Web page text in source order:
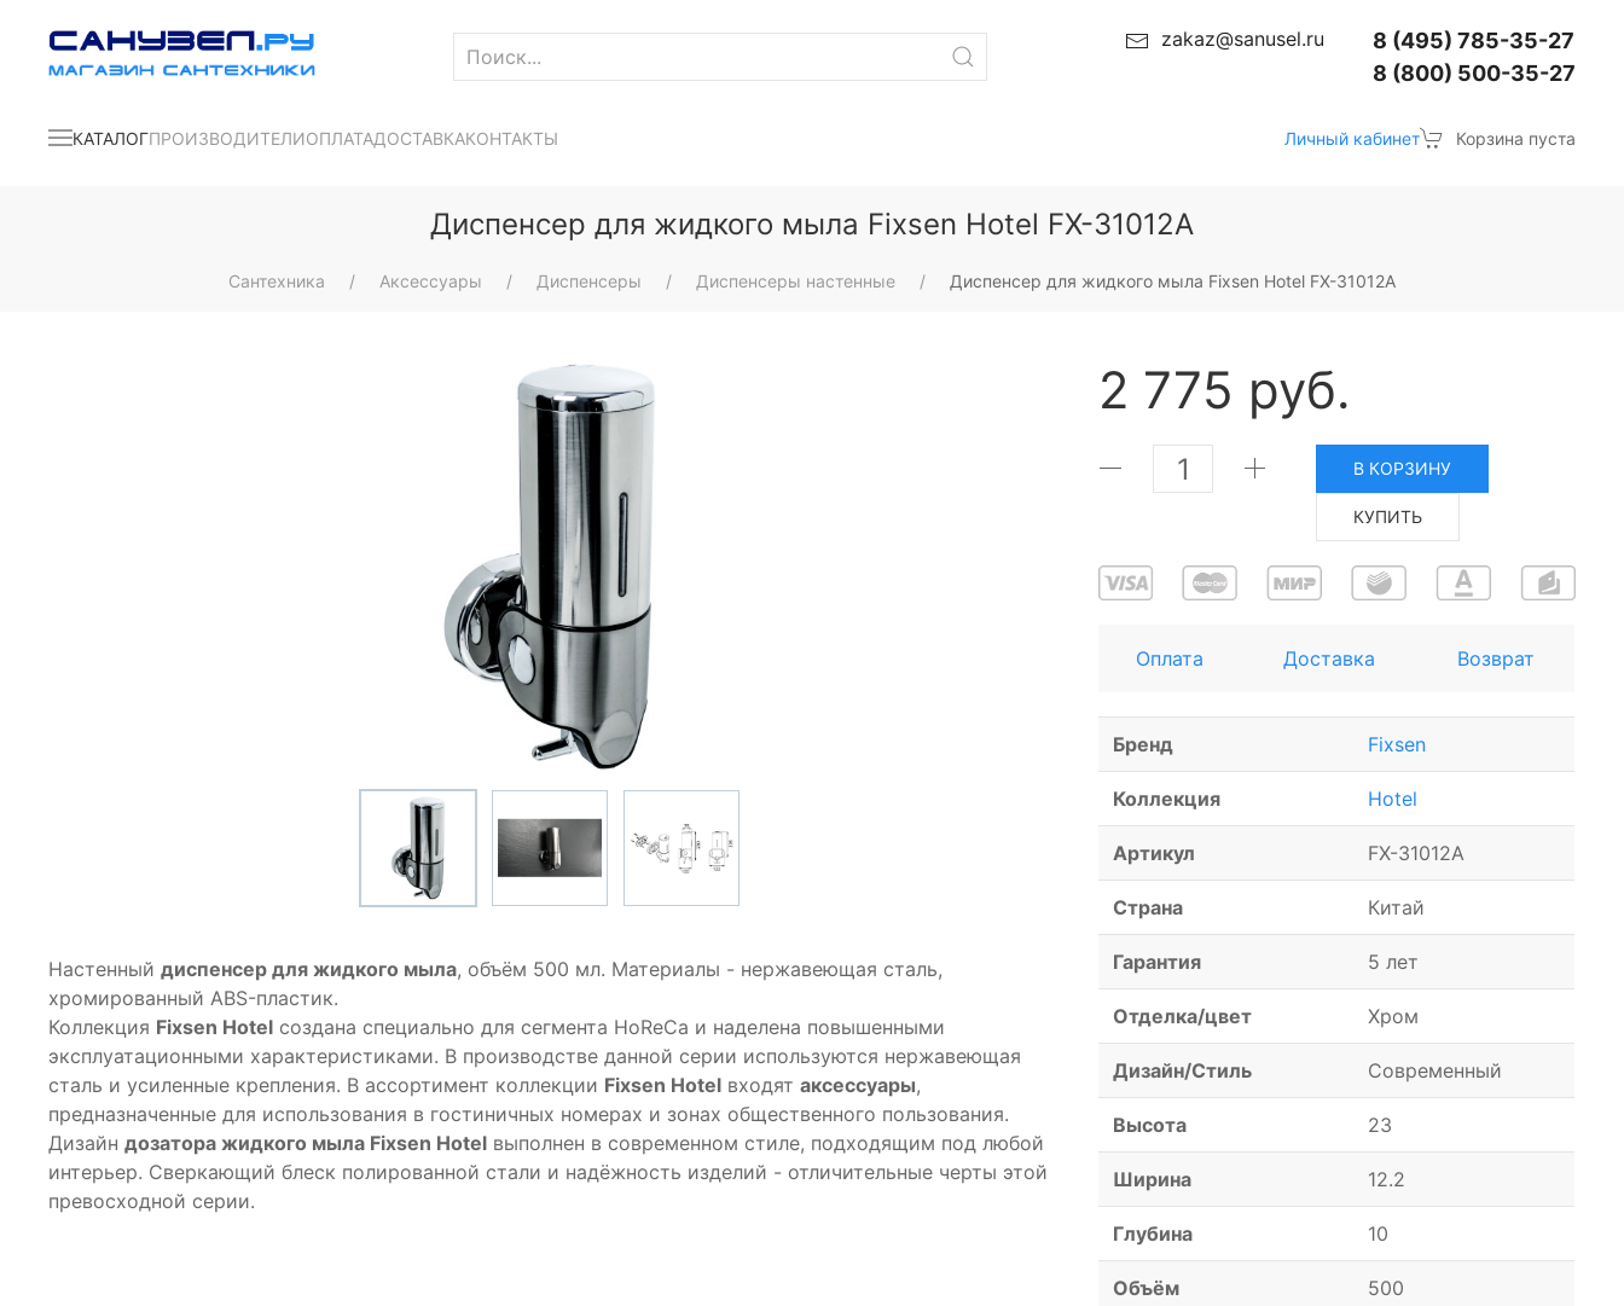
zakaz@sanusel.ru
8 (495) 785-35-27
8 (800) 500-35-27
КАТАЛОГПРОИЗВОДИТЕЛИОПЛАТАДОСТАВКАКОНТАКТЫ Личный кабинет Корзина пуста
Диспенсер для жидкого мыла Fixsen Hotel FX-31012A
Сантехника Аксессуары Диспенсеры Диспенсеры настенные Диспенсер для жидкого мыла Fixsen Hotel FX-31012A
Настенный диспенсер для жидкого мыла, объём 500 мл. Материалы - нержавеющая сталь,
хромированный ABS-пластик.
Коллекция Fixsen Hotel создана специально для сегмента HoReCa и наделена повышенными
эксплуатационными характеристиками. В производстве данной серии используются нержавеющая
сталь и усиленные крепления. В ассортимент коллекции Fixsen Hotel входят аксессуары,
предназначенные для использования в гостиничных номерах и зонах общественного пользования.
Дизайн дозатора жидкого мыла Fixsen Hotel выполнен в современном стиле, подходящим под любой
интерьер. Сверкающий блеск полированной стали и надёжность изделий - отличительные черты этой
превосходной серии.
2 775 руб.
В КОРЗИНУ
КУПИТЬ
Оплата Доставка Возврат
Бренд Fixsen
Коллекция Hotel
Артикул FX-31012A
Страна Китай
Гарантия 5 лет
Отделка/цвет Хром
Дизайн/Стиль Современный
Высота 23
Ширина 12.2
Глубина 10
Объём 500